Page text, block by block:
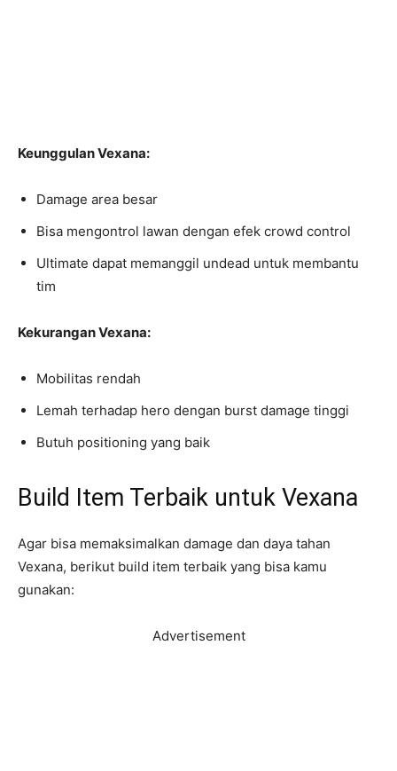
Keunggulan Vexana:
Damage area besar
Bisa mengontrol lawan dengan efek crowd control
Ultimate dapat memanggil undead untuk membantu
tim
Kekurangan Vexana:
Mobilitas rendah
Lemah terhadap hero dengan burst damage tinggi
Butuh positioning yang baik
Build Item Terbaik untuk Vexana
Agar bisa memaksimalkan damage dan daya tahan
Vexana, berikut build item terbaik yang bisa kamu
gunakan:
Advertisement